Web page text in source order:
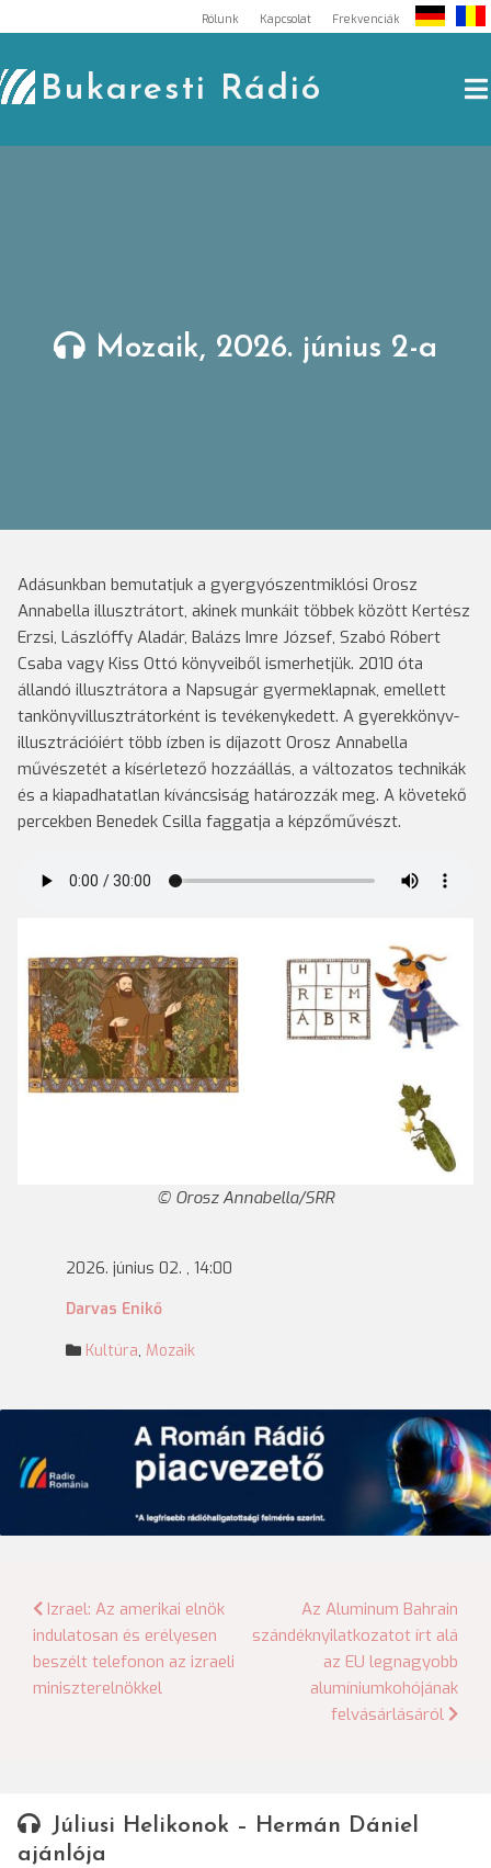
to
content
Rólunk Kapcsolat Frekvenciák
Bukaresti Rádió
Mozaik, 2026. június 2-a
Adásunkban bemutatjuk a gyergyószentmiklósi Orosz
Annabella illusztrátort, akinek munkáit többek között Kertész
Erzsi, Lászlóffy Aladár, Balázs Imre József, Szabó Róbert
Csaba vagy Kiss Ottó könyveiből ismerhetjük. 2010 óta
állandó illusztrátora a Napsugár gyermeklapnak, emellett
tankönyvillusztrátorként is tevékenykedett. A gyerekkönyv-
illusztrációiért több ízben is díjazott Orosz Annabella
művészetét a kísérletező hozzáállás, a változatos technikák
és a kiapadhatatlan kíváncsiság határozzák meg. A követekő
percekben Benedek Csilla faggatja a képzőművészt.
Orosz Annabella/SRR
2026. június 02. , 14:00
Darvas Enikő
Kultúra, Mozaik
Bejegyzés
navigáció
Izrael: Az amerikai elnök
indulatosan és erélyesen
beszélt telefonon az izraeli
miniszterelnökkel
Az Aluminum Bahrain
szándéknyilatkozatot írt alá
az EU legnagyobb
alumíniumkohójának
felvásárlásáról
Júliusi Helikonok – Hermán Dániel
ajánlója